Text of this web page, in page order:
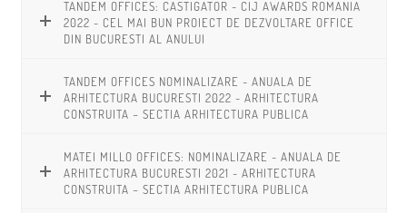
TANDEM OFFICES: CASTIGATOR - CIJ AWARDS ROMANIA
2022 - CEL MAI BUN PROIECT DE DEZVOLTARE OFFICE
DIN BUCURESTI AL ANULUI
TANDEM OFFICES NOMINALIZARE - ANUALA DE
ARHITECTURA BUCURESTI 2022 - ARHITECTURA
CONSTRUITA – SECTIA ARHITECTURA PUBLICA
MATEI MILLO OFFICES: NOMINALIZARE - ANUALA DE
ARHITECTURA BUCURESTI 2021 - ARHITECTURA
CONSTRUITA – SECTIA ARHITECTURA PUBLICA